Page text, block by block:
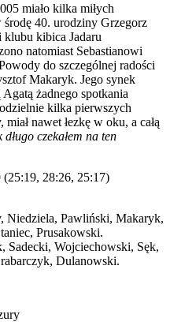
miało kilka miłych
40. urodziny Grzegorz
klubu kibica Jadaru
natomiast Sebastianowi
do szczególnej radości
Makaryk. Jego synek
żadnego spotkania
kilka pierwszych
nawet łezkę w oku, a całą
długo czekałem na ten
28:26, 25:17)
Pawliński, Makaryk,
Prusakowski.
Sadecki, Wojciechowski, Sęk,
Dulanowski.